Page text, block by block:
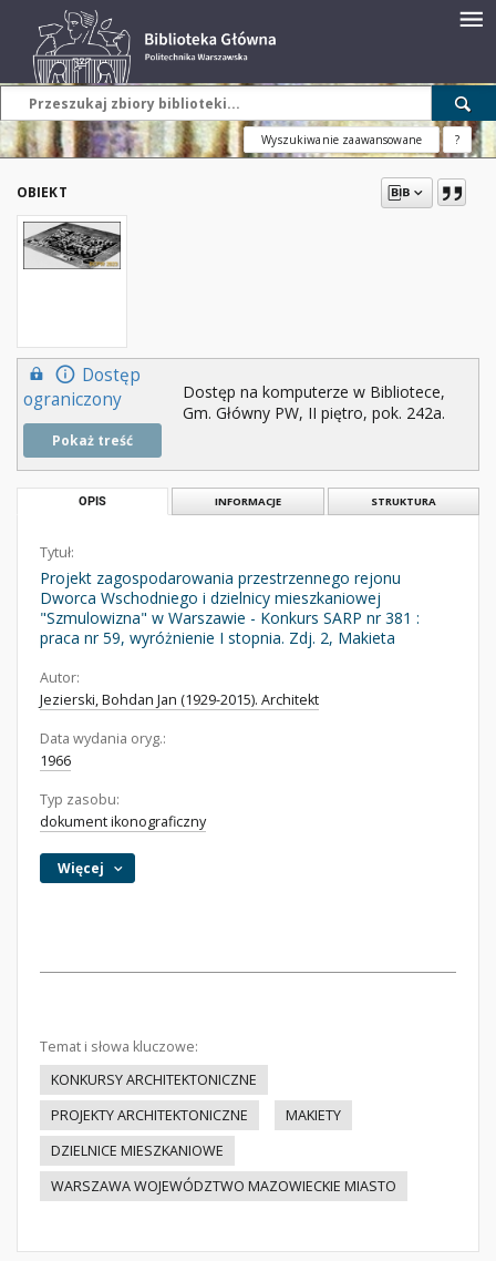
Wyszukiwanie zaawansowane ?
OBIEKT
Dostęp
ograniczony
Pokaż treść
Dostęp na komputerze w Bibliotece,
Gm. Główny PW, II piętro, pok. 242a.
OPIS INFORMACJE STRUKTURA
Tytuł:
Projekt zagospodarowania przestrzennego rejonu
Dworca Wschodniego i dzielnicy mieszkaniowej
"Szmulowizna" w Warszawie - Konkurs SARP nr 381 :
praca nr 59, wyróżnienie I stopnia. Zdj. 2, Makieta
Autor:
Jezierski, Bohdan Jan (1929-2015). Architekt
Data wydania oryg.:
1966
Typ zasobu:
dokument ikonograficzny
Więcej
Temat i słowa kluczowe:
KONKURSY ARCHITEKTONICZNE
PROJEKTY ARCHITEKTONICZNE
MAKIETY
DZIELNICE MIESZKANIOWE
WARSZAWA WOJEWÓDZTWO MAZOWIECKIE MIASTO